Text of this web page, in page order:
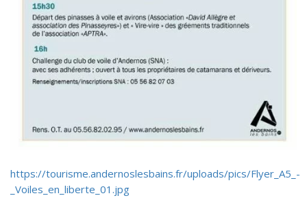
https://tourisme.andernoslesbains.fr/uploads/pics/Flyer_A5_-
_Voiles_en_liberte_01.jpg